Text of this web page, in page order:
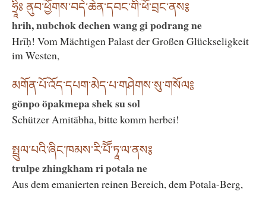
ཧྲཱིཿ ནུབ་ཕྱོགས་བདེ་ཆེན་དབང་གི་ཕོ་བྲང་ནས༔
hrih, nubchok dechen wang gi podrang ne
Hrīḥ! Vom Mächtigen Palast der Großen Glückseligkeit
im Westen,
མགོན་པོ་འོད་དཔག་མེད་པ་གཤེགས་སུ་གསོལ༔
gönpo öpakmepa shek su sol
Schützer Amitābha, bitte komm herbei!
སྤྲུལ་པའི་ཞིང་ཁམས་རི་པོོ་ཏཱ་ལ་ནས༔
trulpe zhingkham ri potala ne
Aus dem emanierten reinen Bereich, dem Potala-Berg,